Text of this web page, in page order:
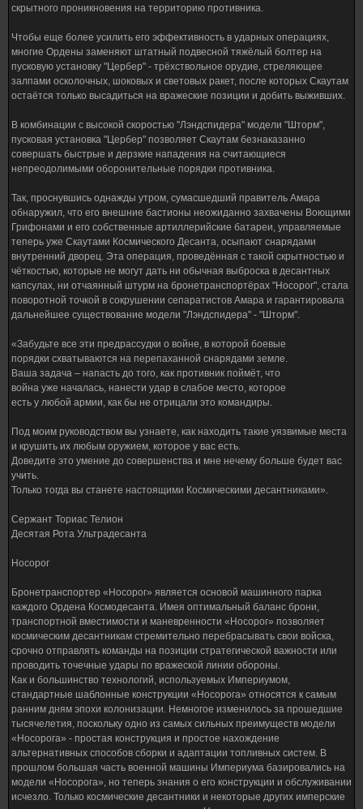
скрытного проникновения на территорию противника.
Чтобы еще более усилить его эффективность в ударных операциях,
многие Ордены заменяют штатный подвесной тяжёлый болтер на
пусковую установку "Цербер" - трёхствольное орудие, стреляющее
залпами осколочных, шоковых и световых ракет, после которых Скаутам
остаётся только высадиться на вражеские позиции и добить выживших.
В комбинации с высокой скоростью "Лэндспидера" модели "Шторм",
пусковая установка "Цербер" позволяет Скаутам безнаказанно
совершать быстрые и дерзкие нападения на считающиеся
непреодолимыми оборонительные порядки противника.
Так, проснувшись однажды утром, сумасшедший правитель Амара
обнаружил, что его внешние бастионы неожиданно захвачены Воющими
Грифонами и его собственные артиллерийские батареи, управляемые
теперь уже Скаутами Космического Десанта, осыпают снарядами
внутренний дворец. Эта операция, проведённая с такой скрытностью и
чёткостью, которые не могут дать ни обычная выброска в десантных
капсулах, ни отчаянный штурм на бронетранспортёрах "Носорог", стала
поворотной точкой в сокрушении сепаратистов Амара и гарантировала
дальнейшее существование модели "Лэндспидера" - "Шторм".
«Забудьте все эти предрассудки о войне, в которой боевые
порядки схватываются на перепаханной снарядами земле.
Ваша задача – напасть до того, как противник поймёт, что
война уже началась, нанести удар в слабое место, которое
есть у любой армии, как бы не отрицали это командиры.
Под моим руководством вы узнаете, как находить такие уязвимые места
и крушить их любым оружием, которое у вас есть.
Доведите это умение до совершенства и мне нечему больше будет вас
учить.
Только тогда вы станете настоящими Космическими десантниками».
Сержант Ториас Телион
Десятая Рота Ультрадесанта
Носорог
Бронетранспортер «Носорог» является основой машинного парка
каждого Ордена Космодесанта. Имея оптимальный баланс брони,
транспортной вместимости и маневренности «Носорог» позволяет
космическим десантникам стремительно перебрасывать свои войска,
срочно отправлять команды на позиции стратегической важности или
проводить точечные удары по вражеской линии обороны.
Как и большинство технологий, используемых Империумом,
стандартные шаблонные конструкции «Носорога» относятся к самым
ранним дням эпохи колонизации. Немногое изменилось за прошедшие
тысячелетия, поскольку одно из самых сильных преимуществ модели
«Носорога» - простая конструкция и простое нахождение
альтернативных способов сборки и адаптации топливных систем. В
прошлом большая часть военной машины Империума базировались на
модели «Носорога», но теперь знания о его конструкции и обслуживании
исчезло. Только космические десантники и некоторые других имперские